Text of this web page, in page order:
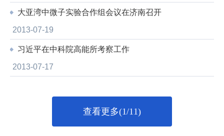
大亚湾中微子实验合作组会议在济南召开
2013-07-19
习近平在中科院高能所考察工作
2013-07-17
查看更多(1/11)